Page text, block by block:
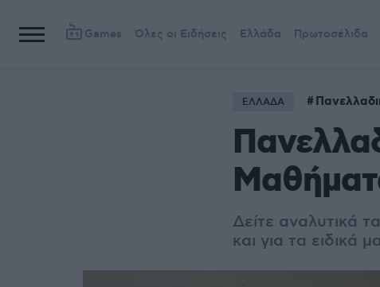
Games Όλες οι Ειδήσεις Ελλάδα Πρωτοσέλιδα
ΕΛΛΑΔΑ
Δείτε αναλυτικά
και για τα ειδικά